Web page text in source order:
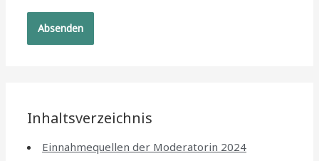
Inhaltsverzeichnis
Einnahmequellen der Moderatorin 2024